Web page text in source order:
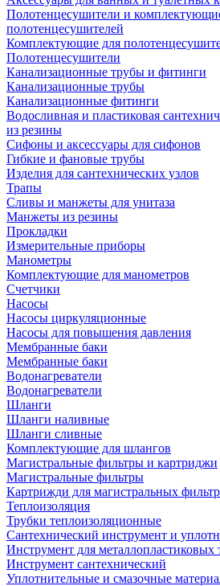
Полотенцесушители и
полотенцесушителей
Комплектующие для
Полотенцесушители
Канализационные трубы и фитинги
Канализационные трубы
Канализационные фитинги
Водосливная и пластиковая
из резины
Сифоны и аксессуары для сифонов
Гибкие и фановые трубы
Изделия для сантехнических узлов
Трапы
Сливы и манжеты для унитаза
Манжеты из резины
Прокладки
Измерительные приборы
Манометры
Комплектующие для манометров
Счетчики
Насосы
Насосы циркуляционные
Насосы для повышения давления
Мембранные баки
Мембранные баки
Водонагреватели
Водонагреватели
Шланги
Шланги наливные
Шланги сливные
Комплектующие для шлангов
Магистральные фильтры и картриджи
Магистральные фильтры
Картрижди для магистральных
Теплоизоляция
Трубки теплоизоляционные
Сантехнический инструмент и
Инструмент для металлопластиковых
Инструмент сантехнический
Уплотнительные и смазочные